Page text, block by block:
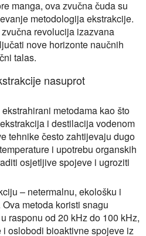
manga, ova zvučna čuda su
metodologija ekstrakcije.
revolucija izazvana
nove horizonte naučnih
talas.
nasuprot
metodama kao što
i destilacija vodenom
tehnike često zahtijevaju dugo
i upotrebu organskih
osjetljive spojeve i ugroziti
– netermalnu, ekološku i
metoda koristi snagu
rasponu od 20 kHz do 100 kHz,
oslobodi bioaktivne spojeve iz